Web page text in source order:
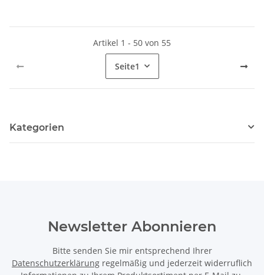
Artikel 1 - 50 von 55
Seite1
Kategorien
Newsletter Abonnieren
Bitte senden Sie mir entsprechend Ihrer
Datenschutzerklärung regelmäßig und jederzeit widerruflich